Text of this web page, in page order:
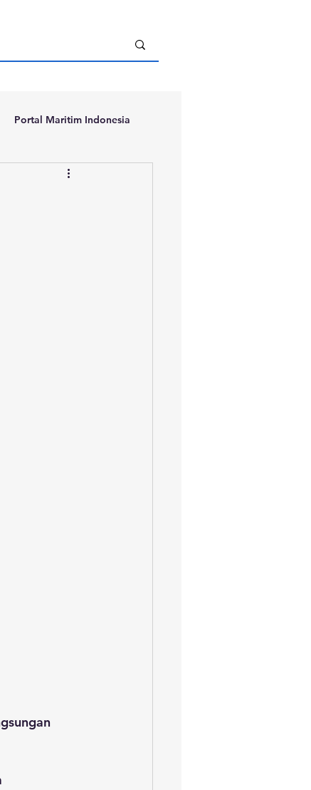
Portal Maritim Indonesia